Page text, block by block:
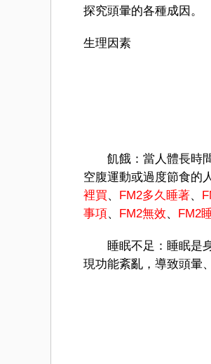
探究頭暈的各種成因。
生理因素
飢餓：當人體長時間
空腹運動或過度節食的
裡買、 FM2多久睡著、
事項、 FM2無效、 FM2
睡眠不足：睡眠是身
現功能紊亂，導致頭暈